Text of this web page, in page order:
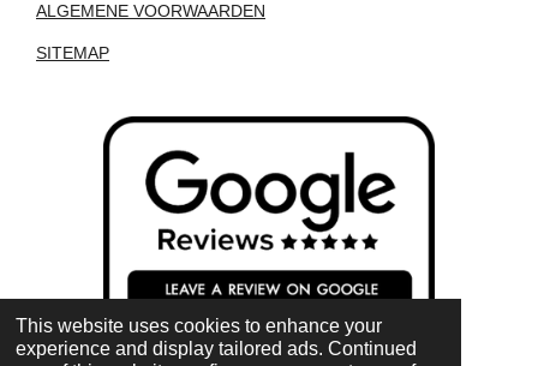
This website uses cookies to enhance your
experience and display tailored ads. Continued
ALGEMENE VOORWAARDEN
SITEMAP